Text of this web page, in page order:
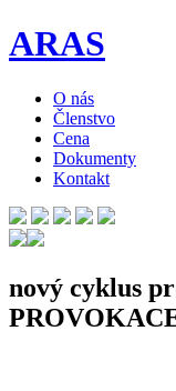
ARAS
O nás
Členstvo
Cena
Dokumenty
Kontakt
nový cyklus